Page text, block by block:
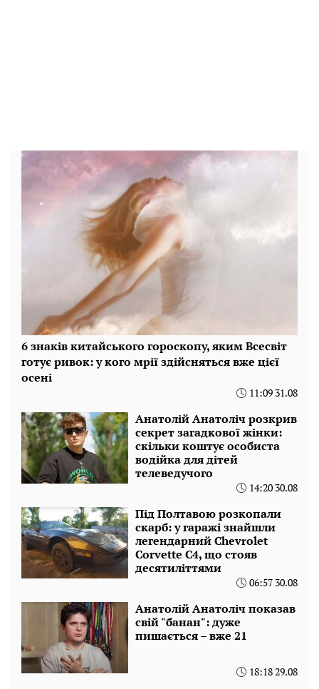
6 знаків китайського гороскопу, яким Всесвіт
готує ривок: у кого мрії здійсняться вже цієї
осені
11:09 31.08
Анатолій Анатоліч розкрив
секрет загадкової жінки:
скільки коштує особиста
водійка для дітей
телеведучого
14:20 30.08
Під Полтавою розкопали
скарб: у гаражі знайшли
легендарний Chevrolet
Corvette C4, що стояв
десятиліттями
06:57 30.08
Анатолій Анатоліч показав
свій "банан": дуже
пишається – вже 21
18:18 29.08